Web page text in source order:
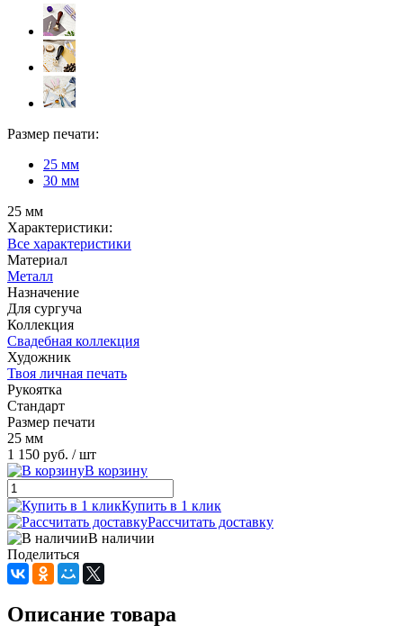
Размер печати:
25 мм
30 мм
25 мм
Характеристики:
Все характеристики
Материал
Металл
Назначение
Для сургуча
Коллекция
Свадебная коллекция
Художник
Твоя личная печать
Рукоятка
Стандарт
Размер печати
25 мм
1 150 руб. / шт
В корзину
Купить в 1 клик
Рассчитать доставку
В наличии
Поделиться
Описание товара